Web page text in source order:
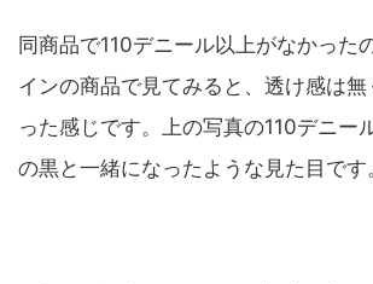
同商品で110デニール以上がなかった
インの商品で見てみると、透け感は
った感じです。上の写真の110デニー
の黒と一緒になったような見た目です